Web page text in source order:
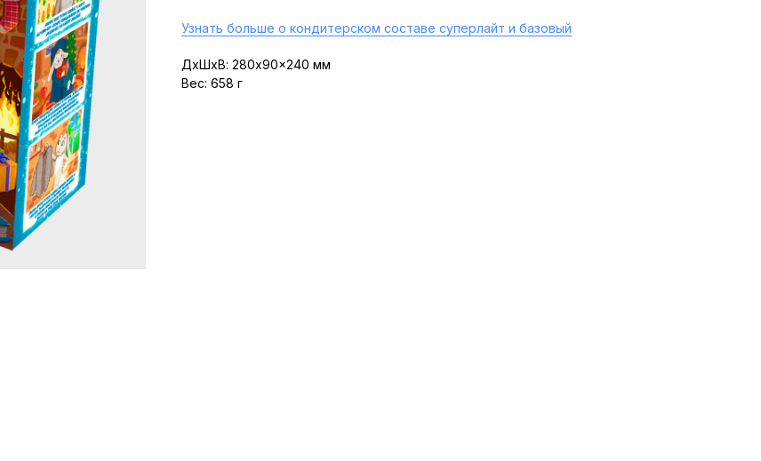
Узнать больше о кондитерском составе суперлайт и базовый
ДxШxВ: 280x90x240 мм
Вес: 658 г